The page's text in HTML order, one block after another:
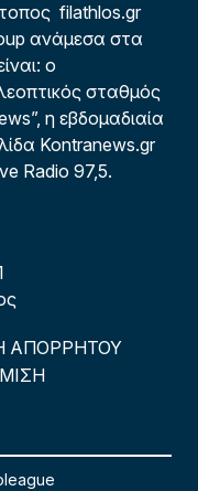
filathlos.gr
ανάμεσα στα
ο
σταθμός
η εβδομαδιαία
Kontranews.gr
Radio 97,5.
ΑΠΟΡΡΗΤΟΥ